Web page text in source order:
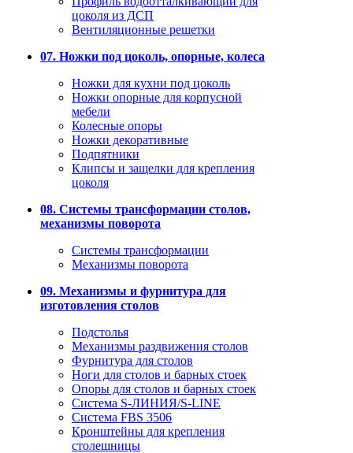
цоколя из ДСП
Вентиляционные решетки
07. Ножки под цоколь, опорные, колеса
Ножки для кухни под цоколь
Ножки опорные для корпусной
мебели
Колесные опоры
Ножки декоративные
Подпятники
Клипсы и защелки для крепления
цоколя
08. Системы трансформации столов,
механизмы поворота
Системы трансформации
Механизмы поворота
09. Механизмы и фурнитура для
изготовления столов
Подстолья
Механизмы раздвижения столов
Фурнитура для столов
Ноги для столов и барных стоек
Опоры для столов и барных стоек
Система S-ЛИНИЯ/S-LINE
Система FBS 3506
Кронштейны для крепления
столешницы